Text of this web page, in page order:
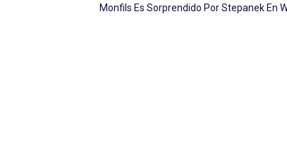
Monfils Es Sorprendido Por Stepanek En